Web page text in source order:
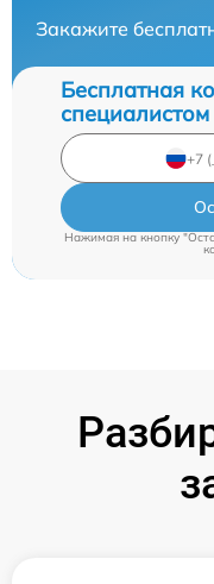
Закажите
Бесплатная
специалистом
Нажимая на кнопку